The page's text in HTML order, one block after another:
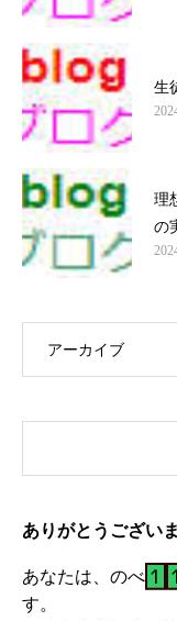
生
理
の
アーカイブ
ありがとうございま
あなたは、のべ
す。